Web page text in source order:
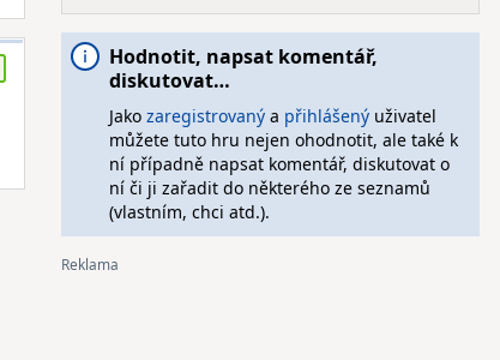
Hodnotit, napsat komentář,
diskutovat…
Jako zaregistrovanýa přihlášenýuživatel
můžete tuto hru nejen ohodnotit, ale také k
ní případně napsat komentář, diskutovat o
ní či ji zařadit do některého ze seznamů
(vlastním, chci atd.).